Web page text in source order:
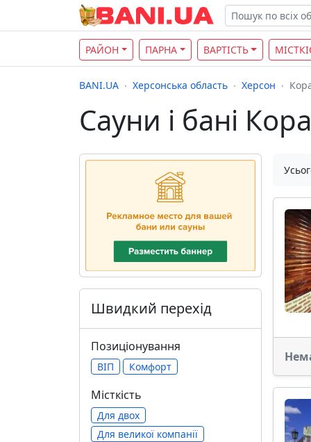
РАЙОН ПАРНА ВАРТІСТЬ
BANI.UA Херсонська область Херсон
Сауни і бані
Швидкий перехід
Позиціонування
ВІП Комфорт
Місткість
Для двох
Для великої компанії